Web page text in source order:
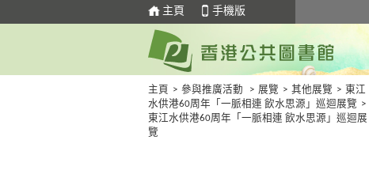
主頁 手機版
主頁 > 參與推廣活動 > 展覽 > 其他展覽 > 東江
水供港60周年「一脈相連 飲水思源」巡迴展覽 >
東江水供港60周年「一脈相連 飲水思源」巡迴展
覽